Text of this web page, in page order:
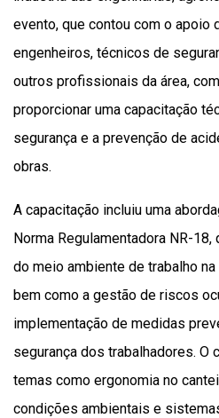
evento, que contou com o apoio
engenheiros, técnicos de
outros profissionais da área,
proporcionar uma capacitação
segurança e a prevenção de
obras.
A capacitação incluiu uma
Norma Regulamentadora NR-
do meio ambiente de trabalho
bem como a gestão de riscos
implementação de medidas
segurança dos trabalhadores. O
temas como ergonomia no
condições ambientais e